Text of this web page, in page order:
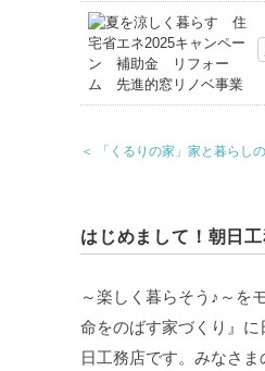
＜ 「くるりの家」家と暮らし
はじめまして！朝日工
～楽しく暮らそう♪～を
命をのばす家づくり』
日工務店です。みなさま